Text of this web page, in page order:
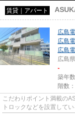
賃貸｜アパート
広島
広島
広島
広島県
-
築年
階数
こだわりポイント満載の
トロックなどを設置して